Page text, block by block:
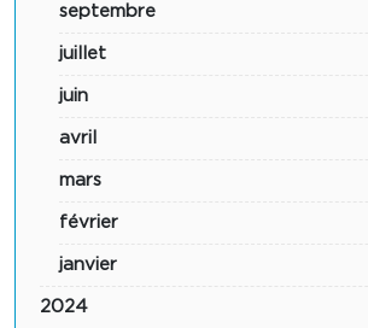
septembre
juillet
juin
avril
mars
février
janvier
2024